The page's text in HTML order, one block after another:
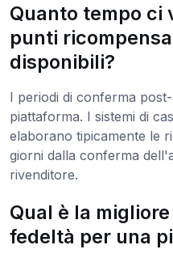
Quanto tempo ci
punti
disponibili?
I periodi di conferma
piattaforma. I sistemi di
elaborano tipicamente le
giorni dalla conferma
rivenditore.
Qual è la
fedeltà per una